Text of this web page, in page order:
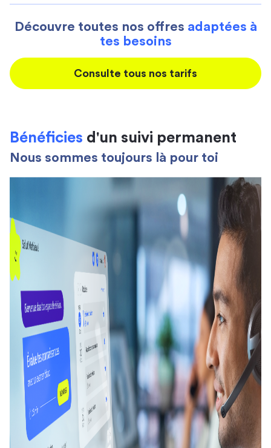
Découvre toutes nos offres adaptées à
tes besoins
Consulte tous nos tarifs
Bénéficies d'un suivi permanent
Nous sommes toujours là pour toi